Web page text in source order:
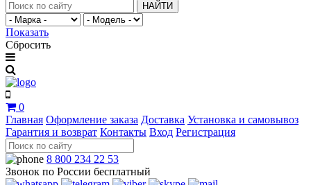
НАЙТИ
Показать
Сбросить
0
Главная Оформление заказа Доставка Установка и самовывоз
Гарантия и возврат Контакты Вход Регистрация
8 800 234 22 53
Звонок по России бесплатный